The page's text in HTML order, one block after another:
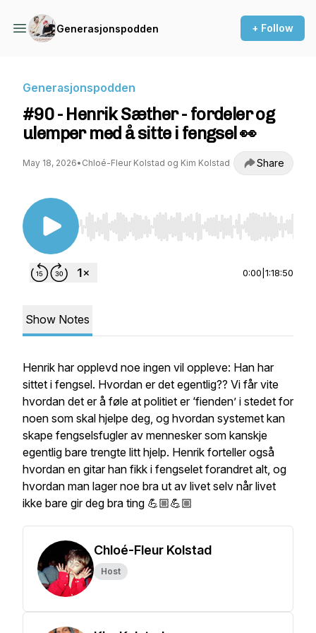
Generasjonspodden + Follow
Generasjonspodden
#90 - Henrik Sæther - fordeler og
ulemper med å sitte i fengsel 👀
May 18, 2026• Chloé-Fleur Kolstad og Kim Kolstad Share
Use Left/Right to seek, Home/End to jump to
0:00 1:18:50
Show Notes
Henrik har opplevd noe ingen vil oppleve: Han har
sittet i fengsel. Hvordan er det egentlig?? Vi får vite
hvordan det er å føle at politiet er ‘fienden’ i stedet for
noen som skal hjelpe deg, og hvordan systemet kan
skape fengselsfugler av mennesker som kanskje
egentlig bare trengte litt hjelp. Henrik forteller også
hvordan en gitar han fikk i fengselet forandret alt, og
hvordan man lager noe bra ut av livet selv når livet
ikke bare gir deg bra ting 💪🏼💪🏼
Chloé-Fleur Kolstad
Host